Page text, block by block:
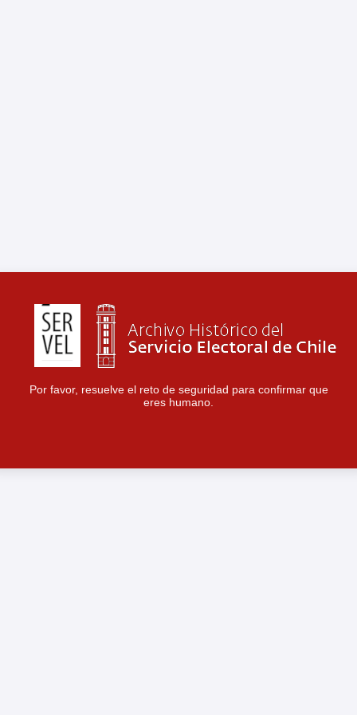
Por favor, resuelve el reto de seguridad para confirmar que
eres humano.